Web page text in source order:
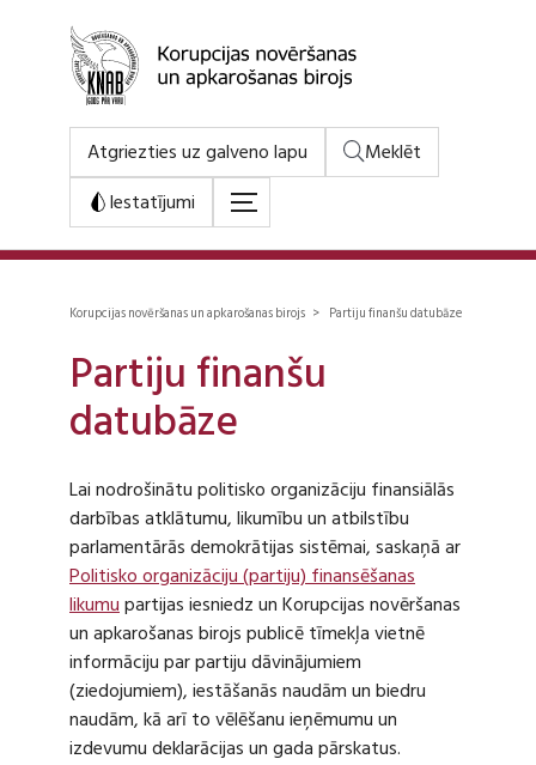
Atgriezties uz galveno lapu
Meklēt
Iestatījumi
Korupcijas novēršanas un apkarošanas birojs > Partiju finanšu datubāze
Partiju finanšu
datubāze
Lai nodrošinātu politisko organizāciju finansiālās
darbības atklātumu, likumību un atbilstību
parlamentārās demokrātijas sistēmai, saskaņā ar
Politisko organizāciju (partiju) finansēšanas
likumupartijas iesniedz un Korupcijas novēršanas
un apkarošanas birojs publicē tīmekļa vietnē
informāciju par partiju dāvinājumiem
(ziedojumiem), iestāšanās naudām un biedru
naudām, kā arī to vēlēšanu ieņēmumu un
izdevumu deklarācijas un gada pārskatus.